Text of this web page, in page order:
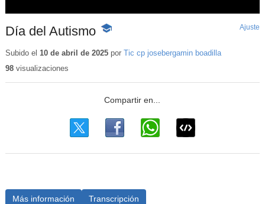
Día del Autismo -
educativo
Ajuste
Subido el 10 de abril de 2025por Tic cp josebergamin boadilla
98visualizaciones
Más información Transcripción